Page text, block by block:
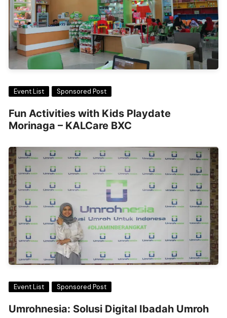
Event List Sponsored Post
Fun Activities with Kids Playdate
Morinaga – KALCare BXC
Event List Sponsored Post
Umrohnesia: Solusi Digital Ibadah Umroh